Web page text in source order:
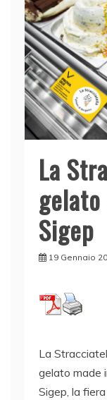
La
Sigep
19 Gennaio
La
gelato made
Sigep, la